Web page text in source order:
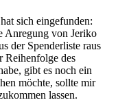
sich eingefunden:
Anregung von Jeriko
der Spenderliste raus
Reihenfolge des
gibt es noch ein
möchte, sollte mir
lassen.